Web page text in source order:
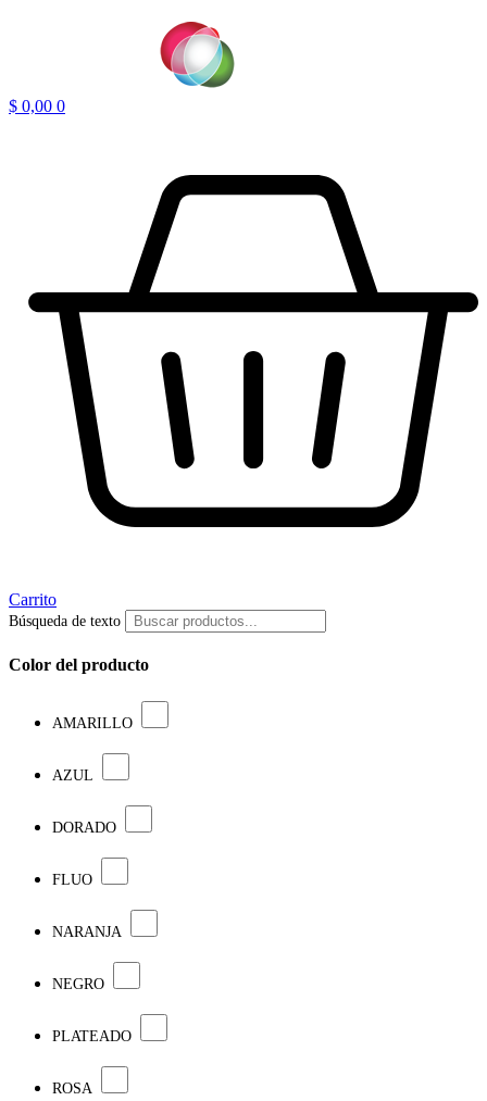
$ 0,00 0
Carrito
Búsqueda de texto
Color del producto
AMARILLO
AZUL
DORADO
FLUO
NARANJA
NEGRO
PLATEADO
ROSA